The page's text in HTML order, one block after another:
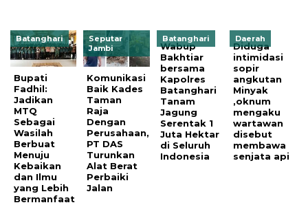
Batanghari
Bupati
Fadhil:
Jadikan
MTQ
Sebagai
Wasilah
Berbuat
Menuju
Kebaikan
dan Ilmu
yang Lebih
Bermanfaat
Seputar
Jambi
Komunikasi
Baik Kades
Taman
Raja
Dengan
Perusahaan,
PT DAS
Turunkan
Alat Berat
Perbaiki
Jalan
Batanghari
Wabup
Bakhtiar
bersama
Kapolres
Batanghari
Tanam
Jagung
Serentak 1
Juta Hektar
di Seluruh
Indonesia
Daerah
Diduga
intimidasi
sopir
angkutan
Minyak
,oknum
mengaku
wartawan
disebut
membawa
senjata api